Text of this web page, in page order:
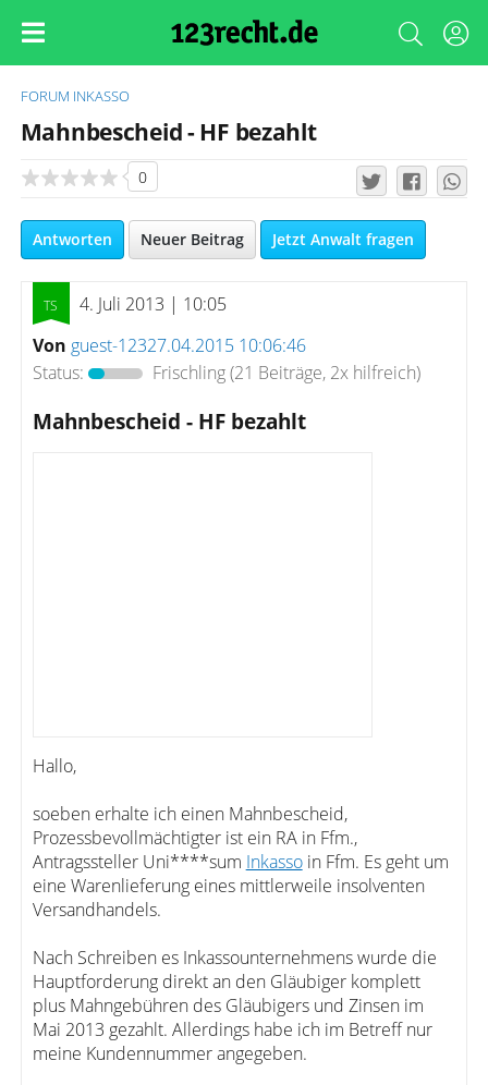
FORUM INKASSO
Mahnbescheid - HF bezahlt
0
Antworten Neuer Beitrag Jetzt Anwalt fragen
4. Juli 2013 | 10:05
Von guest-12327.04.2015 10:06:46
Status:
Frischling(21 Beiträge, 2x hilfreich)
Mahnbescheid - HF bezahlt
Hallo,
soeben erhalte ich einen Mahnbescheid,
Prozessbevollmächtigter ist ein RA in Ffm.,
Antragssteller Uni****sum Inkasso in Ffm. Es geht um
eine Warenlieferung eines mittlerweile insolventen
Versandhandels.
Nach Schreiben es Inkassounternehmens wurde die
Hauptforderung direkt an den Gläubiger komplett
plus Mahngebühren des Gläubigers und Zinsen im
Mai 2013 gezahlt. Allerdings habe ich im Betreff nur
meine Kundennummer angegeben.